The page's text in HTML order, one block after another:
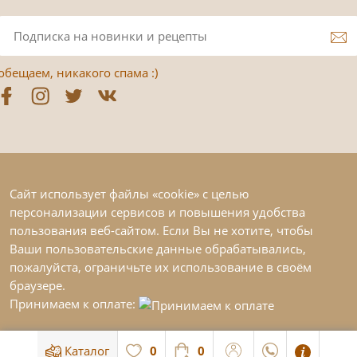
Каталог 0 0
никакого спама :)
Сайт использует файлы «cookie» с целью
персонализации сервисов и повышения удобства
пользования веб-сайтом. Если Вы не хотите, чтобы
Ваши пользовательские данные обрабатывались,
пожалуйста, ограничьте их использование в своём
браузере.
Принимаем к оплате: